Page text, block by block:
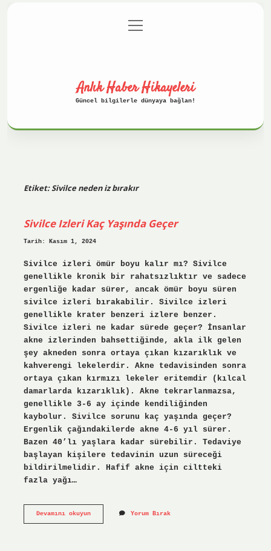
Gizlilik Politikası
menüyü
aç
Anlık Haber Hikayeleri
Güncel bilgilerle dünyaya bağlan!
Etiket:Sivilce neden iz bırakır
Sivilce Izleri Kaç Yaşında Geçer
Tarih: Kasım 1, 2024
Sivilce izleri ömür boyu kalır mı? Sivilce
genellikle kronik bir rahatsızlıktır ve sadece
ergenliğe kadar sürer, ancak ömür boyu süren
sivilce izleri bırakabilir. Sivilce izleri
genellikle krater benzeri izlere benzer.
Sivilce izleri ne kadar sürede geçer? İnsanlar
akne izlerinden bahsettiğinde, akla ilk gelen
şey akneden sonra ortaya çıkan kızarıklık ve
kahverengi lekelerdir. Akne tedavisinden sonra
ortaya çıkan kırmızı lekeler eritemdir (kılcal
damarlarda kızarıklık). Akne tekrarlanmazsa,
genellikle 3-6 ay içinde kendiliğinden
kaybolur. Sivilce sorunu kaç yaşında geçer?
Ergenlik çağındakilerde akne 4-6 yıl sürer.
Bazen 40’lı yaşlara kadar sürebilir. Tedaviye
başlayan kişilere tedavinin uzun süreceği
bildirilmelidir. Hafif akne için ciltteki
fazla yağı…
Devamını okuyunSivilce
Yorum Bırak